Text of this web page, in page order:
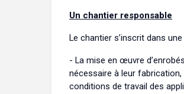
Un chantier responsable
Le chantier s’inscrit dans
- La mise en œuvre
nécessaire à leur
conditions de travail des